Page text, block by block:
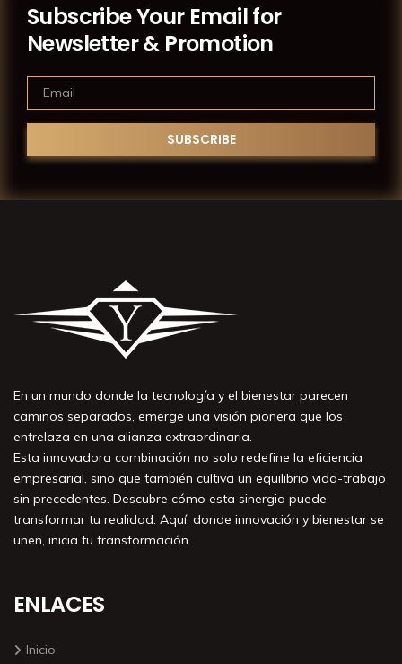
Subscribe Your Email for
Newsletter & Promotion
En un mundo donde la tecnología y el bienestar parecen
caminos separados, emerge una visión pionera que los
entrelaza en una alianza extraordinaria.
Esta innovadora combinación no solo redefine la eficiencia
empresarial, sino que también cultiva un equilibrio vida-trabajo
sin precedentes. Descubre cómo esta sinergia puede
transformar tu realidad. Aquí, donde innovación y bienestar se
unen, inicia tu transformación
ENLACES
Inicio